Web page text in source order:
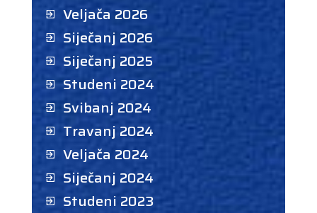
Veljača 2026
Siječanj 2026
Siječanj 2025
Studeni 2024
Svibanj 2024
Travanj 2024
Veljača 2024
Siječanj 2024
Studeni 2023